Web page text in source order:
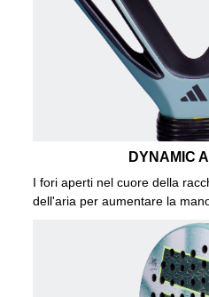
DYNAMIC
I fori aperti nel cuore della
dell'aria per aumentare la